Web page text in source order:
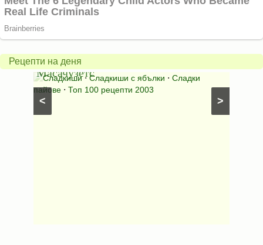
Рецепти на деня
>
<
Американски
ябълков
пай
от
Масачузетс
Сладкиши⋅Сладкиши с ябълки ⋅ Сладки
пайове ⋅ Топ 100 рецепти 2003
питка
на
мама